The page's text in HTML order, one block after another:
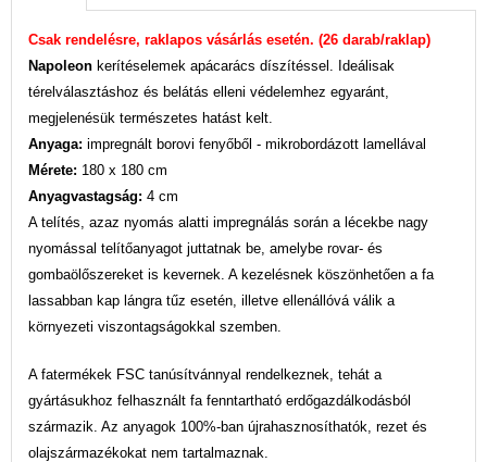
Csak rendelésre, raklapos vásárlás esetén. (26 darab/raklap)
Napoleon kerítéselemek apácarács díszítéssel. Ideálisak
térelválasztáshoz és belátás elleni védelemhez egyaránt,
megjelenésük természetes hatást kelt.
Anyaga: impregnált borovi fenyőből - mikrobordázott lamellával
Mérete: 180 x 180 cm
Anyagvastagság: 4 cm
A telítés, azaz nyomás alatti impregnálás során a lécekbe nagy
nyomással telítőanyagot juttatnak be, amelybe rovar- és
gombaölőszereket is kevernek. A kezelésnek köszönhetően a fa
lassabban kap lángra tűz esetén, illetve ellenállóvá válik a
környezeti viszontagságokkal szemben.
A fatermékek FSC tanúsítvánnyal rendelkeznek, tehát a
gyártásukhoz felhasznált fa fenntartható erdőgazdálkodásból
származik. Az anyagok 100%-ban újrahasznosíthatók, rezet és
olajszármazékokat nem tartalmaznak.